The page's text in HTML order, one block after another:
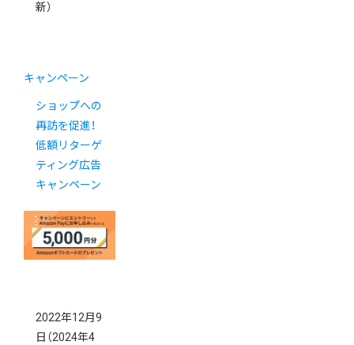
新）
キャンペーン
ショップへの
再訪を促進！
低額リターゲ
ティング広告
キャンペーン
2022年12月9
日 （2024年4